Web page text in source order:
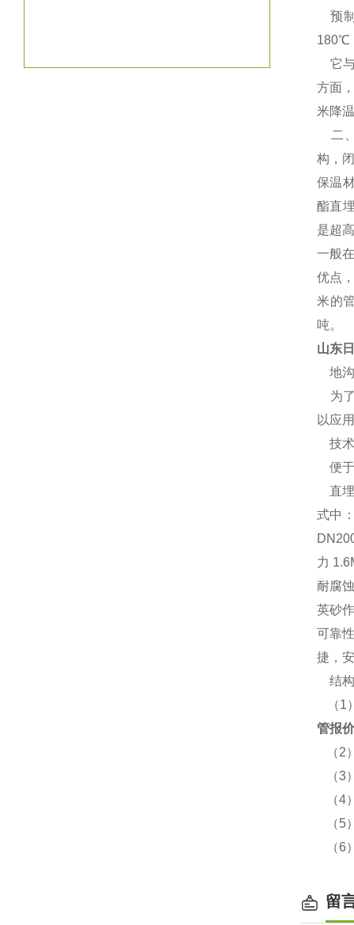
预制
180℃
它与
方面
米降
二、
构，
保温
酯直
是超
一般
优点
米的
吨。
山东
地沟
为了
以应
技术
便于
直埋
式中
力
耐腐
英砂
可靠
捷，
结
（1
管报价
（2
（3
（4
（5
（6
留